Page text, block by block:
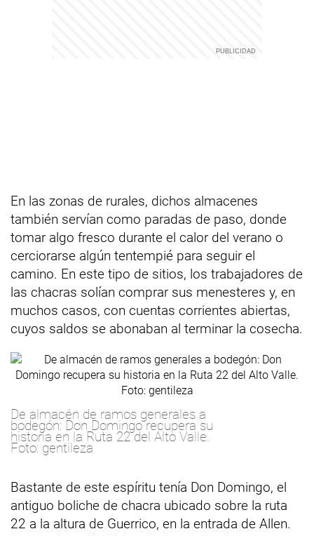
En las zonas de rurales, dichos almacenes
también servían como paradas de paso, donde
tomar algo fresco durante el calor del verano o
cerciorarse algún tentempié para seguir el
camino. En este tipo de sitios, los trabajadores de
las chacras solían comprar sus menesteres y, en
muchos casos, con cuentas corrientes abiertas,
cuyos saldos se abonaban al terminar la cosecha.
De almacén de ramos generales a
bodegón: Don Domingo recupera su
historia en la Ruta 22 del Alto Valle.
Foto: gentileza
Bastante de este espíritu tenía Don Domingo, el
antiguo boliche de chacra ubicado sobre la ruta
22 a la altura de Guerrico, en la entrada de Allen.